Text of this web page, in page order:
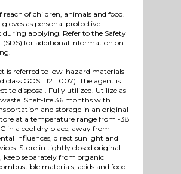
reach of children, animals and food.
gloves as personal protective
applying. Refer to the Safety
(SDS) for additional information on
is referred to low-hazard materials
class GOST 12.1.007). The agent is
to disposal. Fully utilized. Utilize as
Shelf-life 36 months with
and storage in an original
at a temperature range from -38
in a cool dry place, away from
influences, direct sunlight and
Store in tightly closed original
keep separately from organic
materials, acids and food.